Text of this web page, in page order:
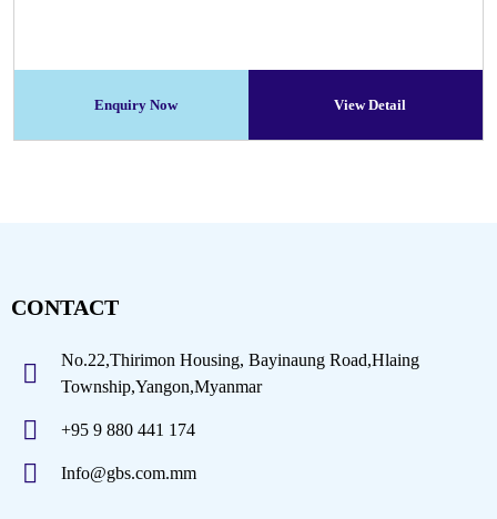
Enquiry Now View Detail
CONTACT
No.22,Thirimon Housing, Bayinaung Road,Hlaing
Township,Yangon,Myanmar
+95 9 880 441 174
Info@gbs.com.mm